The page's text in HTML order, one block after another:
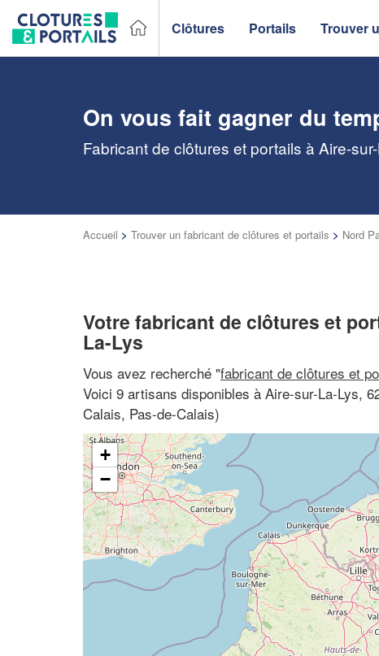
Clôtures Portails Trouver
On vous fait gagner du
Fabricant de clôtures et portails à Aire-
Accueil > Trouver un fabricant de clôtures et portails > Nord
Votre fabricant de clôtures et
La-Lys
Vous avez recherché "fabricant de clôtures et
Voici 9 artisans disponibles à Aire-sur-La-Lys,
Calais, Pas-de-Calais)
+
−